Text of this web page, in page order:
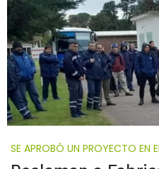
SE APROBÓ UN PROYECTO EN